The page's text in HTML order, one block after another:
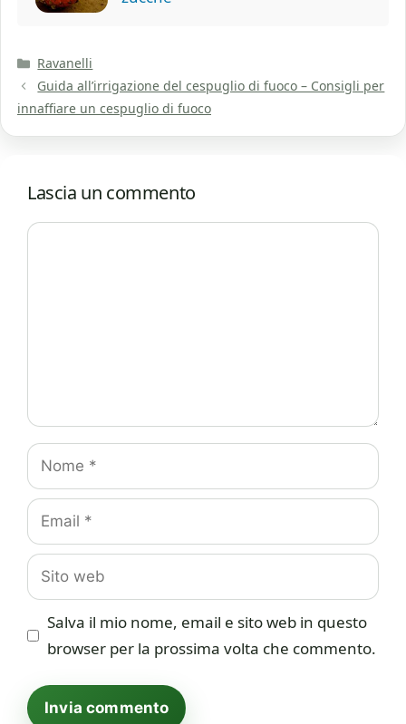
Categorie
Ravanelli
Guida all’irrigazione del cespuglio di fuoco – Consigli per
innaffiare un cespuglio di fuoco
Lascia un commento
Commento
Nome
Email
Sito
web
Salva il mio nome, email e sito web in questo
browser per la prossima volta che commento.